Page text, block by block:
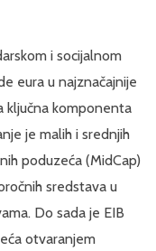
i socijalnom
eura u najznačajnije
ključna komponenta
je malih i srednjih
poduzeća (MidCap)
sredstava u
Do sada je EIB
otvaranjem